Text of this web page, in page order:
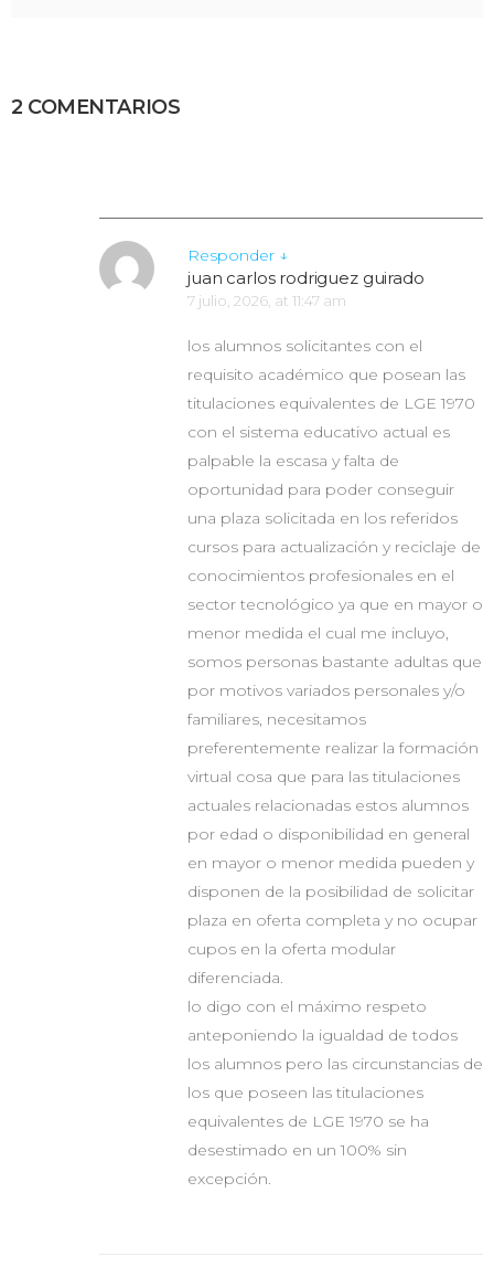
2 COMENTARIOS
Responder ↓
juan carlos rodriguez guirado
7 julio, 2026, at 11:47 am
los alumnos solicitantes con el
requisito académico que posean las
titulaciones equivalentes de LGE 1970
con el sistema educativo actual es
palpable la escasa y falta de
oportunidad para poder conseguir
una plaza solicitada en los referidos
cursos para actualización y reciclaje de
conocimientos profesionales en el
sector tecnológico ya que en mayor o
menor medida el cual me incluyo,
somos personas bastante adultas que
por motivos variados personales y/o
familiares, necesitamos
preferentemente realizar la formación
virtual cosa que para las titulaciones
actuales relacionadas estos alumnos
por edad o disponibilidad en general
en mayor o menor medida pueden y
disponen de la posibilidad de solicitar
plaza en oferta completa y no ocupar
cupos en la oferta modular
diferenciada.
lo digo con el máximo respeto
anteponiendo la igualdad de todos
los alumnos pero las circunstancias de
los que poseen las titulaciones
equivalentes de LGE 1970 se ha
desestimado en un 100% sin
excepción.